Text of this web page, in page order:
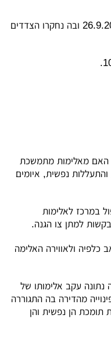
1. ישיבת ההוכחות התקיימה ביום 26.9.2019 ובה נחקרו הצדדים
האם מאלימות מתמשכת
נפשית, איומים
במרכז לאלימות
כלפיה ולאווירה האלימה
נתונה עקב אלימותו של
מהדירה בה התגוררה
הן נפשית והן